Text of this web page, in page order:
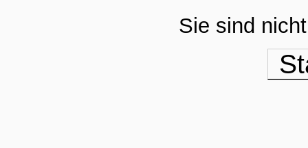
Sie sind